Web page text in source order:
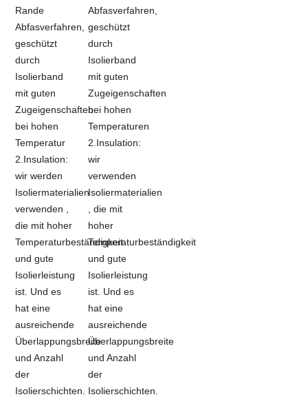
Rande
Abfasverfahren,
geschützt
durch
Isolierband
mit guten
Zugeigenschaften
bei hohen
Temperatur
2.Insulation:
wir werden
Isoliermaterialien
verwenden ,
die mit hoher
Temperaturbeständigkeit
und gute
Isolierleistung
ist. Und es
hat eine
ausreichende
Überlappungsbreite
und Anzahl
der
Isolierschichten.
Abfasverfahren,
geschützt
durch
Isolierband
mit guten
Zugeigenschaften
bei hohen
Temperaturen
2.Insulation:
wir
verwenden
Isoliermaterialien
, die mit
hoher
Temperaturbeständigkeit
und gute
Isolierleistung
ist. Und es
hat eine
ausreichende
Überlappungsbreite
und Anzahl
der
Isolierschichten.